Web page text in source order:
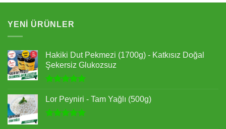
YENI ÜRÜNLER
Hakiki Dut Pekmezi (1700g) - Katkısız Doğal
Şekersiz Glukozsuz
5.00 oy
Lor Peyniri - Tam Yağlı (500g)